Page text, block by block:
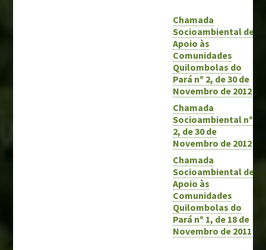
Chamada
Socioambiental de
Apoio às
Comunidades
Quilombolas do
Pará nº 2, de 30 de
Novembro de 2012
Chamada
Socioambiental nº
2, de 30 de
Novembro de 2012
Chamada
Socioambiental de
Apoio às
Comunidades
Quilombolas do
Pará nº 1, de 18 de
Novembro de 2011